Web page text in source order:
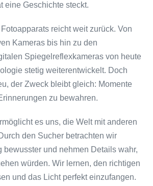
eine Geschichte steckt.
reicht weit zurück. Von
Kameras bis hin zu den
Spiegelreflexkameras von heute
stetig weiterentwickelt. Doch
der Zweck bleibt gleich: Momente
zu bewahren.
es uns, die Welt mit anderen
den Sucher betrachten wir
bewusster und nehmen Details wahr,
würden. Wir lernen, den richtigen
und das Licht perfekt einzufangen.